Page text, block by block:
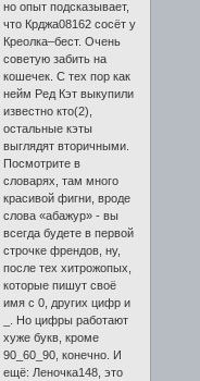
но опыт подсказывает,
что Крджа08162 сосёт у
Креолка–бест. Очень
советую забить на
кошечек. С тех пор как
нейм Ред Кэт выкупили
известно кто(2),
остальные кэты
выглядят вторичными.
Посмотрите в
словарях, там много
красивой фигни, вроде
слова «абажур» - вы
всегда будете в первой
строчке френдов, ну,
после тех хитрожопых,
которые пишут своё
имя с 0, других цифр и
_. Но цифры работают
хуже букв, кроме
90_60_90, конечно. И
ещё: Леночка148, это